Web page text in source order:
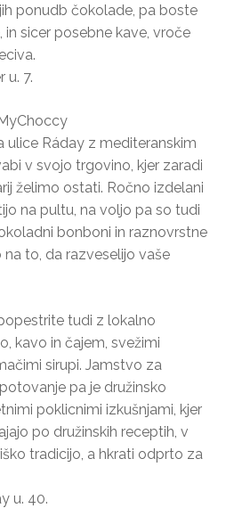
ponudb čokolade, pa boste
in sicer posebne kave, vroče
u. 7.
ulice Ráday z mediteranskim
v svojo trgovino, kjer zaradi
želimo ostati. Ročno izdelani
na pultu, na voljo pa so tudi
bonboni in raznovrstne
to, da razveselijo vaše
tudi z lokalno
kavo in čajem, svežimi
sirupi. Jamstvo za
pa je družinsko
poklicnimi izkušnjami, kjer
po družinskih receptih, v
tradicijo, a hkrati odprto za
u. 40.